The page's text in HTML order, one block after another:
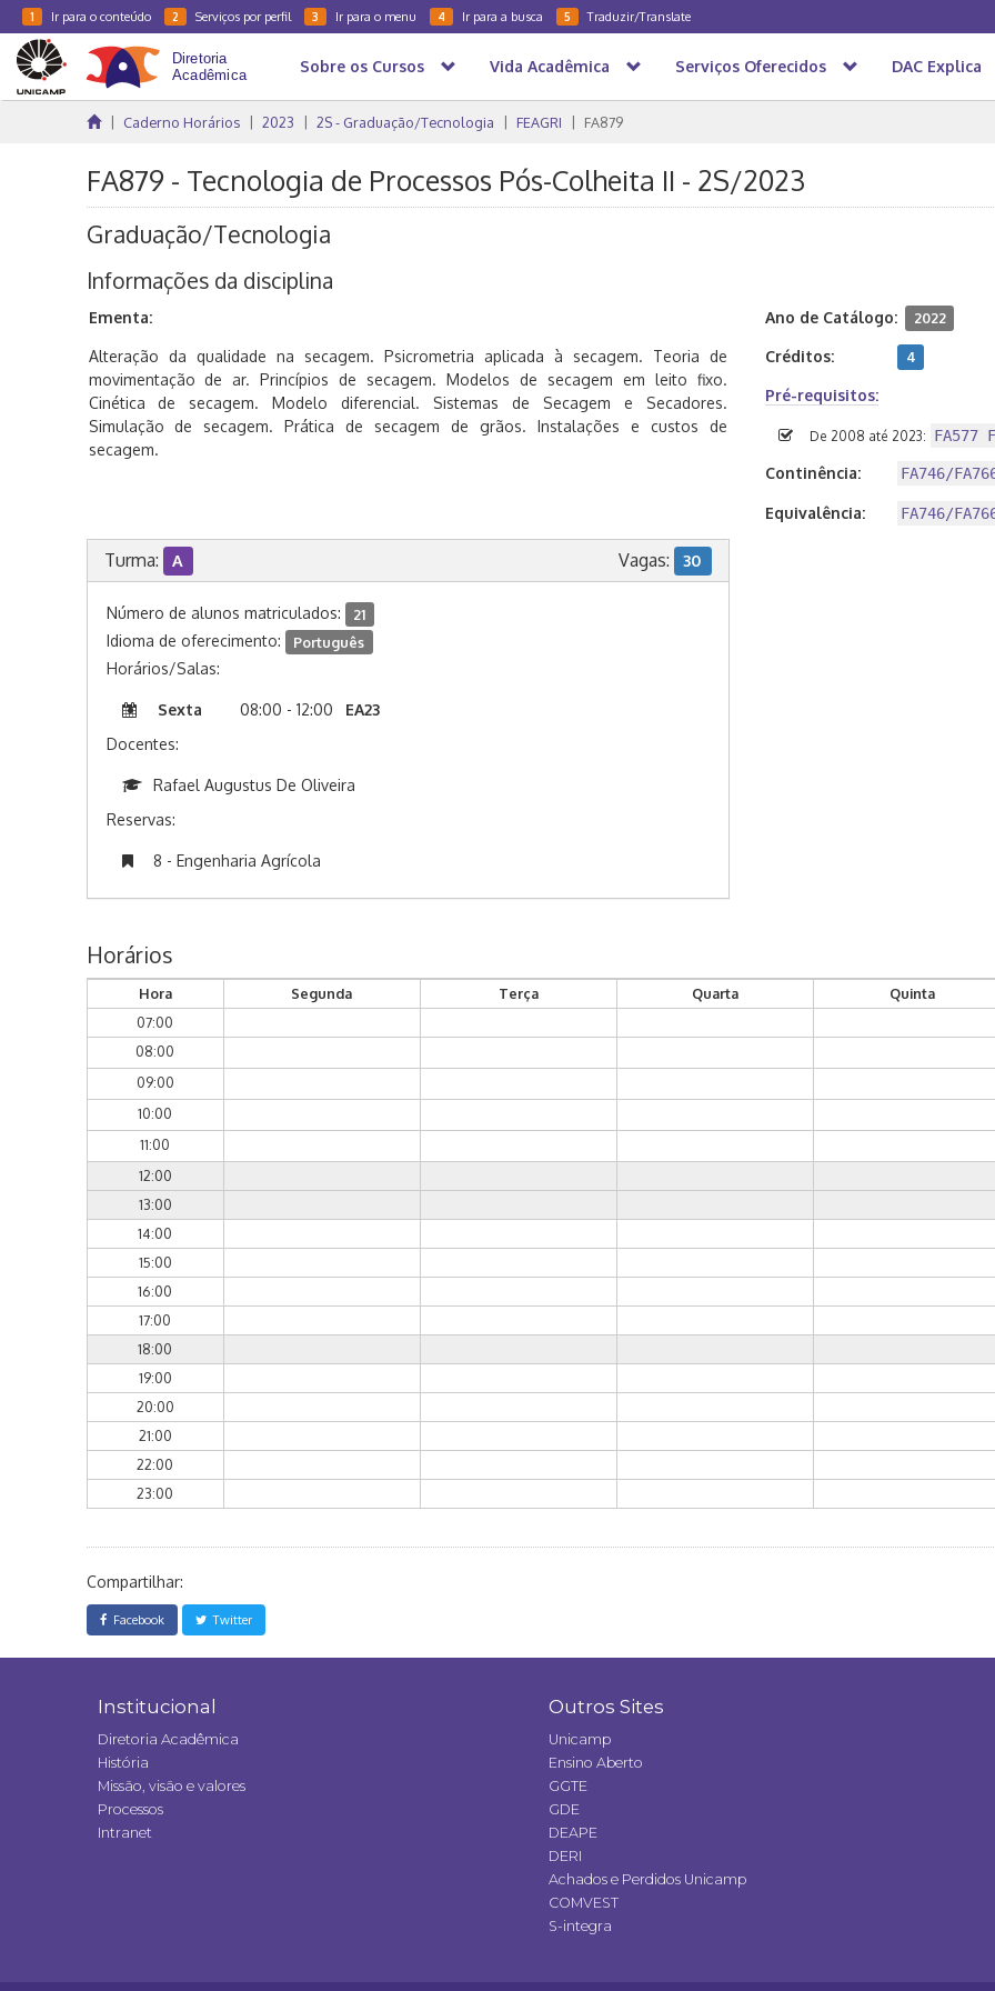
1 Ir para o conteúdo 2 Serviços por perfil 3 Ir para o menu 4 Ir para a busca 5 Traduzir/Translate
Sobre os Cursos Vida Acadêmica Serviços Oferecidos DAC Explica
Caderno Horários 2023 2S - Graduação/Tecnologia FEAGRI FA879
FA879 - Tecnologia de Processos Pós-Colheita II - 2S/2023
Graduação/Tecnologia
Informações da disciplina
Ementa:
Alteração da qualidade na secagem. Psicrometria aplicada à secagem. Teoria de
movimentação de ar. Princípios de secagem. Modelos de secagem em leito fixo.
Cinética de secagem. Modelo diferencial. Sistemas de Secagem e Secadores.
Simulação de secagem. Prática de secagem de grãos. Instalações e custos de
secagem.
Ano de Catálogo: 2022
Créditos: 4
Pré-requisitos:
De 2008 até 2023: FA577
Continência: FA746/
Equivalência: FA746/
Turma: A Vagas: 30
Número de alunos matriculados: 21
Idioma de oferecimento: Português
Horários/Salas:
Sexta 08:00 - 12:00
EA23
Docentes:
Rafael Augustus De Oliveira
Reservas:
8 - Engenharia Agrícola
Horários
Hora Segunda Terça Quarta Quinta
07:00
08:00
09:00
10:00
11:00
12:00
13:00
14:00
15:00
16:00
17:00
18:00
19:00
20:00
21:00
22:00
23:00
Compartilhar:
Facebook Twitter
Institucional
Diretoria Acadêmica
História
Missão, visão e valores
Processos
Intranet
Outros Sites
Unicamp
Ensino Aberto
GGTE
GDE
DEAPE
DERI
Achados e Perdidos Unicamp
COMVEST
S-integra